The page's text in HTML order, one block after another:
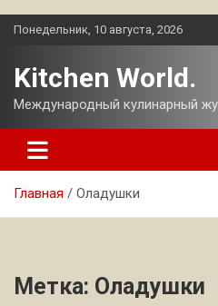
Перейти
Понедельник, 10 августа, 2026
Kitchen World.
Международный кулинарный
Главная Оладушки
Метка: Оладушки